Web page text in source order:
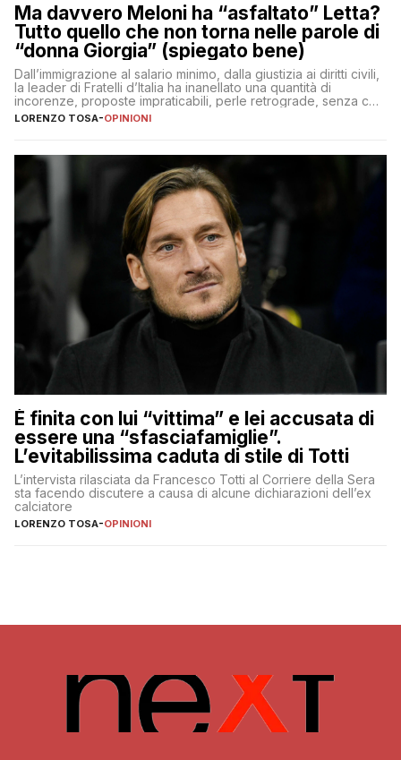
Ma davvero Meloni ha “asfaltato” Letta?
Tutto quello che non torna nelle parole di
“donna Giorgia” (spiegato bene)
Dall’immigrazione al salario minimo, dalla giustizia ai diritti civili,
la leader di Fratelli d’Italia ha inanellato una quantità di
incorenze, proposte impraticabili, perle retrograde, senza che
nessuno – a destra come a sinistra – glielo abbia fatto notare
LORENZO TOSA-OPINIONI
È finita con lui “vittima” e lei accusata di
essere una “sfasciafamiglie”.
L’evitabilissima caduta di stile di Totti
L’intervista rilasciata da Francesco Totti al Corriere della Sera
sta facendo discutere a causa di alcune dichiarazioni dell’ex
calciatore
LORENZO TOSA-OPINIONI